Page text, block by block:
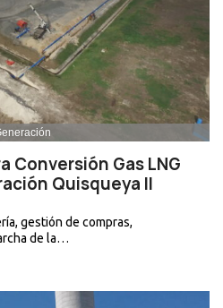
Conversión Gas LNG
Quisqueya II
gestión de compras,
de la…